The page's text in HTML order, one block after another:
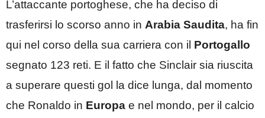
L’attaccante portoghese, che ha deciso di
trasferirsi lo scorso anno in Arabia Saudita, ha fin
qui nel corso della sua carriera con il Portogallo
segnato 123 reti. E il fatto che Sinclair sia riuscita
a superare questi gol la dice lunga, dal momento
che Ronaldo in Europa e nel mondo, per il calcio